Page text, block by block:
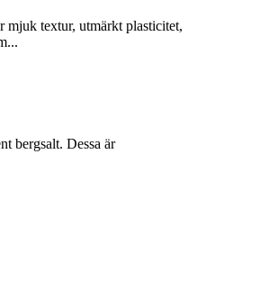
mjuk textur, utmärkt plasticitet,
bergsalt. Dessa är